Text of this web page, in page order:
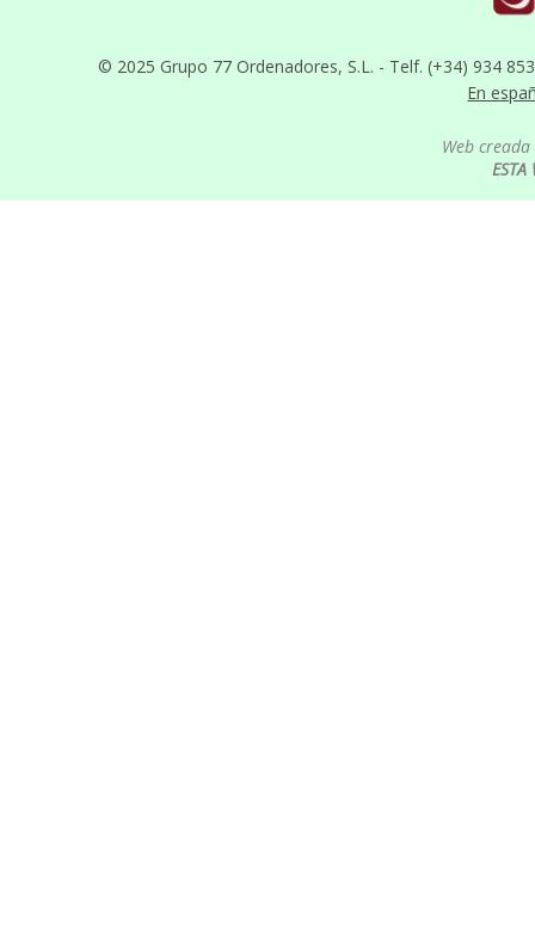
© 2025 Grupo 77 Ordenadores, S.L. - Telf. (+34) 934
En
Web
ESTA